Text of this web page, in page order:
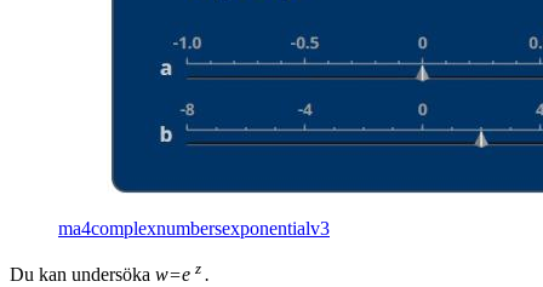
ma4complexnumbersexponentialv3
Du kan un­der­sö­ka w=e z .